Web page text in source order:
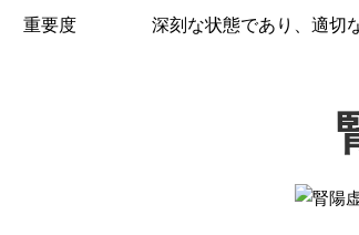
重要度
深刻な状態であり、適切